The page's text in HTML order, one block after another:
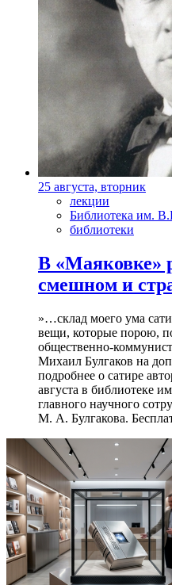
25 августа, вторник
лекции
Библиотека им.
библиотеки
В «Маяковке»
смешном и
»…склад моего ума
вещи, которые порою,
общественно-
Михаил Булгаков на
подробнее о сатире
августа в библиотеке
главного научного
М. А. Булгакова.